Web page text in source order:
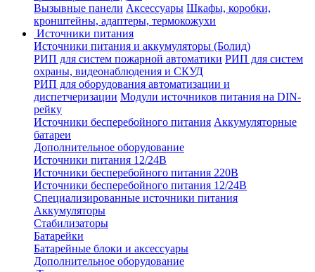
Вызывные панели Аксессуары Шкафы, коробки,
кронштейны, адаптеры, термокожухи
Источники питания
Источники питания и аккумуляторы (Болид)
РИП для систем пожарной автоматики РИП для систем
охраны, видеонаблюдения и СКУД
РИП для оборудования автоматизации и
диспетчеризации Модули источников питания на DIN-
рейку
Источники бесперебойного питания Аккумуляторные
батареи
Дополнительное оборудование
Источники питания 12/24В
Источники бесперебойного питания 220В
Источники бесперебойного питания 12/24В
Специализированные источники питания
Аккумуляторы
Стабилизаторы
Батарейки
Батарейные блоки и аксессуары
Дополнительное оборудование